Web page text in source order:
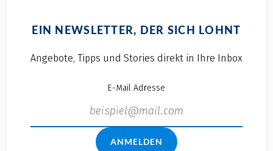
EIN NEWSLETTER, DER SICH LOHNT
Angebote, Tipps und Stories direkt in Ihre Inbox
E-Mail Adresse
ANMELDEN